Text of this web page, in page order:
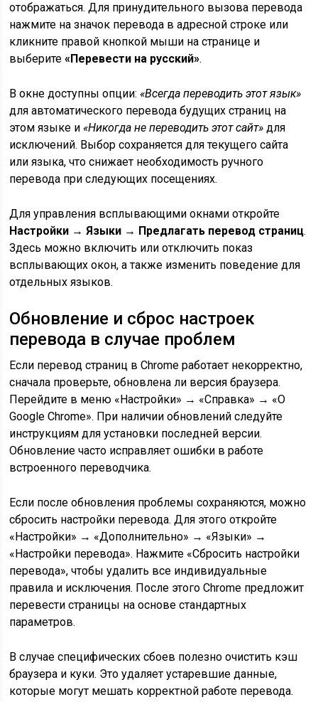
отображаться. Для принудительного вызова перевода
нажмите на значок перевода в адресной строке или
кликните правой кнопкой мыши на странице и
выберите«Перевести на русский».
В окне доступны опции:«Всегда переводить этот язык»
для автоматического перевода будущих страниц на
этом языке и«Никогда не переводить этот сайт» для
исключений. Выбор сохраняется для текущего сайта
или языка, что снижает необходимость ручного
перевода при следующих посещениях.
Для управления всплывающими окнами откройте
Настройки → Языки → Предлагать перевод страниц.
Здесь можно включить или отключить показ
всплывающих окон, а также изменить поведение для
отдельных языков.
Обновление и сброс настроек
перевода в случае проблем
Если перевод страниц в Chrome работает некорректно,
сначала проверьте, обновлена ли версия браузера.
Перейдите в меню «Настройки» → «Справка» → «О
Google Chrome». При наличии обновлений следуйте
инструкциям для установки последней версии.
Обновление часто исправляет ошибки в работе
встроенного переводчика.
Если после обновления проблемы сохраняются, можно
сбросить настройки перевода. Для этого откройте
«Настройки» → «Дополнительно» → «Языки» →
«Настройки перевода». Нажмите «Сбросить настройки
перевода», чтобы удалить все индивидуальные
правила и исключения. После этого Chrome предложит
перевести страницы на основе стандартных
параметров.
В случае специфических сбоев полезно очистить кэш
браузера и куки. Это удаляет устаревшие данные,
которые могут мешать корректной работе перевода.